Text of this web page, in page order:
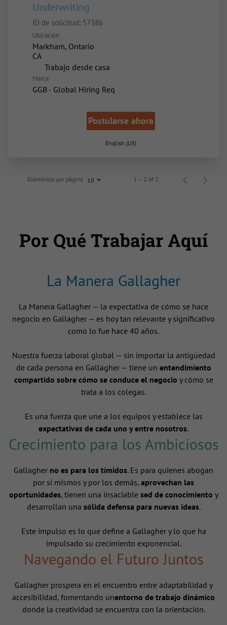
Underwriting
ID de solicitud: 57386
Ubicación
Markham, Ontario
inicio
Trabajo desde casa
Marca
GGB - Global Hiring Req
Postularse ahora
English (US)
Elementos por página 10 1 – 2 of 2
Por Qué Trabajar Aquí
La Manera Gallagher
La Manera Gallagher — la expectativa de cómo se hace
negocio en Gallagher — es hoy tan relevante y significativo
como lo fue hace 40 años.
Nuestra fuerza laboral global — sin importar la antigüedad
de cada persona en Gallagher — tiene un entendimiento
compartido sobre cómo se conduce el negocio y cómo se
trata a los colegas.
Es una fuerza que une a los equipos y establece las
expectativas de cada uno y entre nosotros.
Crecimiento para los Ambiciosos
Gallagher no es para los tímidos. Es para quienes abogan
por sí mismos y por los demás, aprovechan las
oportunidades, tienen una insaciable sed de conocimiento y
desarrollan una sólida defensa para nuevas ideas.
Este impulso es lo que define a Gallagher y lo que ha
impulsado su crecimiento exponencial.
Navegando el Futuro Juntos
Gallagher prospera en el encuentro entre adaptabilidad y
accesibilidad, fomentando unentorno de trabajo dinámico
donde la creatividad se encuentra con la orientación.